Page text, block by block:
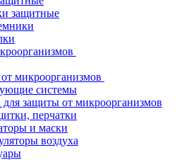
защитные
микроорганизмов
системы
защиты от микроорганизмов
перчатки
и маски
воздуха